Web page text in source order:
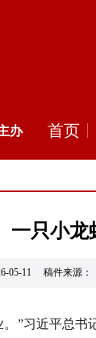
办 首页
一只小龙
05-11 稿件来
”习近平总书